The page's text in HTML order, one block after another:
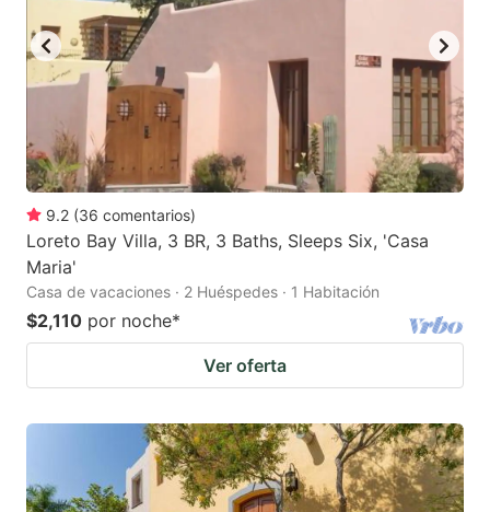
9.2 (36 comentarios)
Loreto Bay Villa, 3 BR, 3 Baths, Sleeps Six, 'Casa
Maria'
Casa de vacaciones · 2 Huéspedes · 1 Habitación
$2,110 por noche*
Ver oferta